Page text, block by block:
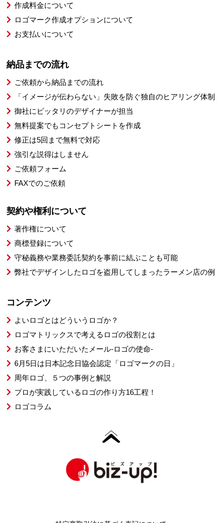
作成料金について
ロゴマーク作成オプションについて
お支払いについて
納品までの流れ
ご依頼から納品までの流れ
「イメージが伝わらない」失敗を防ぐ独自のヒアリング体制
御社にピッタリのデザイナーが担当
無料提案でもコンセプトシートを作成
修正は5回まで無料で対応
強引な説得はしません
ご依頼フォーム
FAXでのご依頼
契約や権利について
著作権について
商標登録について
守秘義務や業務委託契約を事前に結ぶことも可能
弊社でデザインしたロゴを盗用してしまったラーメン店の例
コンテンツ
よいロゴとはどういうロゴか？
ロゴマトリックスで考えるロゴの役割とは
お客さまにいただいたメール-ロゴの使命-
6月5日は日本記念日協会認定「ロゴマークの日」
周年ロゴ、５つの事例と解説
プロが実践しているロゴの作り方16工程！
ロゴコラム